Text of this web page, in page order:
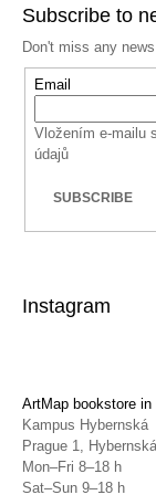
Subscribe to
Don't miss any
Email
Vložením e-mailu
údajů
SUBSCRIBE
Instagram
ArtMap bookstore in
Kampus Hybernská
Prague 1,
Mon–Fri 8–18 h
Sat–Sun 9–18 h